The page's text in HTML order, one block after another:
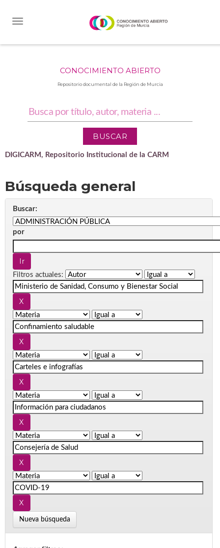
CONOCIMIENTO ABIERTO
Repositorio documental de la Región de Murcia
DIGICARM, Repositorio Institucional de la CARM
Búsqueda general
Buscar:
por
Filtros actuales:
Nueva búsqueda